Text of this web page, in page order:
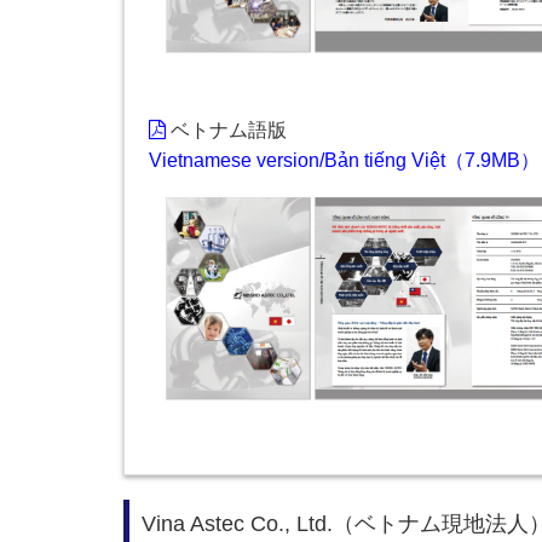
ベトナム語版
Vietnamese version/Bản tiếng Việt（7.9MB）
Vina Astec Co., Ltd.（ベトナム現地法人